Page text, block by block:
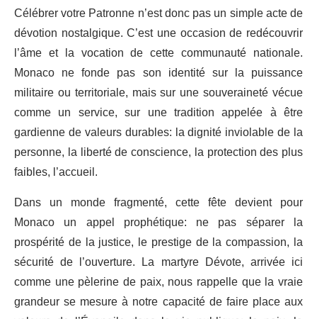
Célébrer votre Patronne n’est donc pas un simple acte de
dévotion nostalgique. C’est une occasion de redécouvrir
l’âme et la vocation de cette communauté nationale.
Monaco ne fonde pas son identité sur la puissance
militaire ou territoriale, mais sur une souveraineté vécue
comme un service, sur une tradition appelée à être
gardienne de valeurs durables: la dignité inviolable de la
personne, la liberté de conscience, la protection des plus
faibles, l’accueil.
Dans un monde fragmenté, cette fête devient pour
Monaco un appel prophétique: ne pas séparer la
prospérité de la justice, le prestige de la compassion, la
sécurité de l’ouverture. La martyre Dévote, arrivée ici
comme une pèlerine de paix, nous rappelle que la vraie
grandeur se mesure à notre capacité de faire place aux